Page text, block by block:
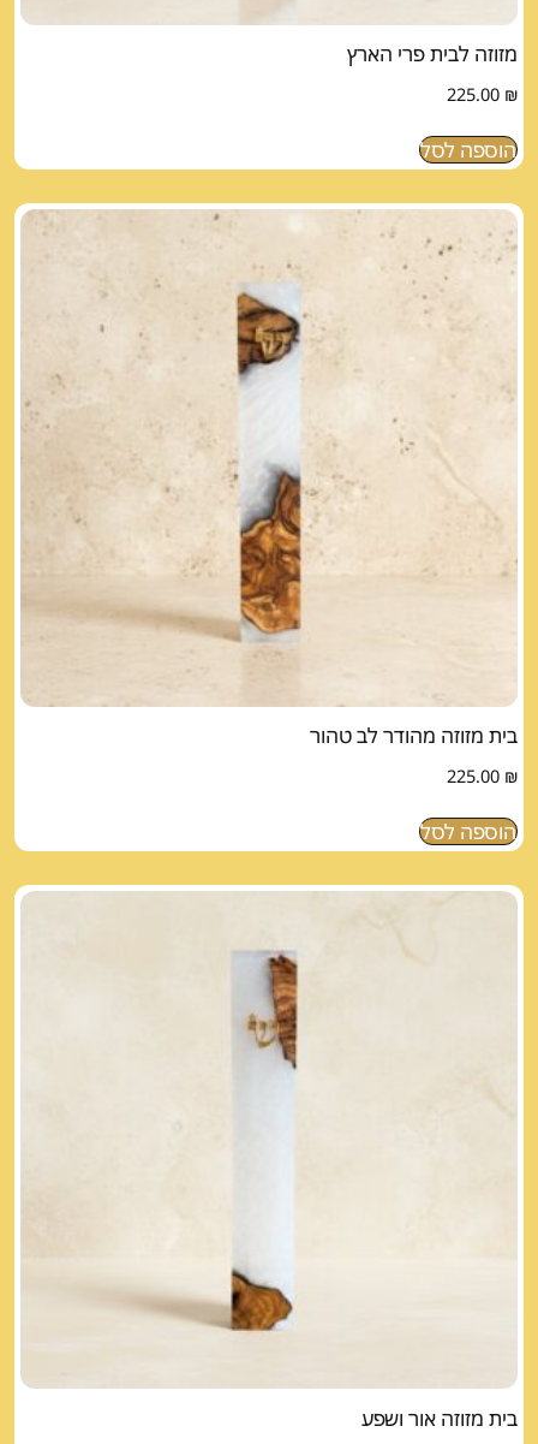
מזוזה לבית פרי הארץ
225.00 ₪
הוספה לסל
בית מזוזה מהודר לב טהור
225.00 ₪
הוספה לסל
בית מזוזה אור ושפע